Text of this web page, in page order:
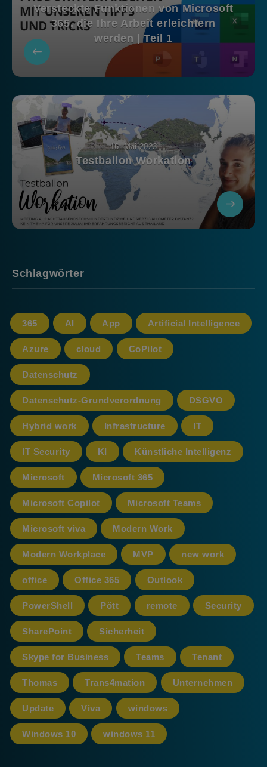
Versteckte Funktionen von Microsoft
365, die Ihre Arbeit erleichtern
werden | Teil 1
16. Mai 2023
Testballon Workation
Schlagwörter
365 AI App Artificial Intelligence
Azure cloud CoPilot
Datenschutz
Datenschutz-Grundverordnung DSGVO
Hybrid work Infrastructure IT
IT Security KI Künstliche Intelligenz
Microsoft Microsoft 365
Microsoft Copilot Microsoft Teams
Microsoft viva Modern Work
Modern Workplace MVP new work
office Office 365 Outlook
PowerShell Pött remote Security
SharePoint Sicherheit
Skype for Business Teams Tenant
Thomas Trans4mation Unternehmen
Update Viva windows
Windows 10 windows 11